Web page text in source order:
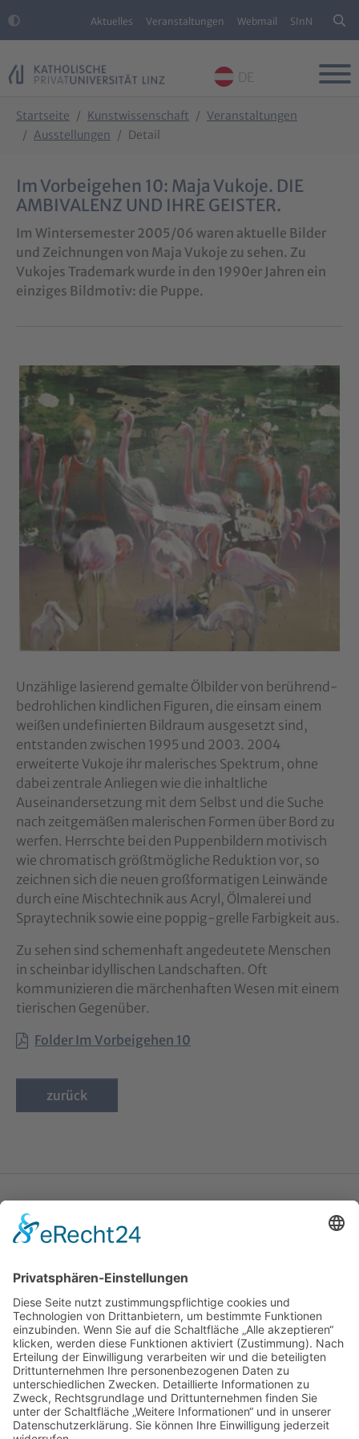
Aktuelles Veranstaltungen Webmail SInN
DE
Startseite Kunstwissenschaft
Veranstaltungen
Ausstellungen
Detail
Im Vorbeigehen 10: Maja Vukoje. DIE
AMBIVALENZ UND IHRE GEISTER.
Im Wintersemester 2005/06 waren aktuelle Bilder
und Zeichnungen von Maja Vukoje zu sehen. Zu
Vukojes Trademark wurde in den 1990er Jahren ein
einziges Bildmotiv: die Puppe.
Show larger version
Unzählige lasierend gemalte Ölbilder von berührend-
bedrohlichen kindlichen Figuren, die einsam einem
weißen undefinierten Bildraum ausgesetzt sind,
entstanden zwischen 1995 und 2003. 2004
erweiterte Vukoje ihr malerisches Spektrum, ohne
dabei zentrale Anliegen wie die inhaltliche
Auseinandersetzung mit dem Selbst und die Suche
nach zeitgemäßen malerischen Formen über Bord zu
werfen. Herrschte bei den Puppenbildern motivisch
wie chromatisch größtmögliche Reduktion vor, so
zeichnen sich die neuen großformatigen Leinwände
durch eine Mischtechnik aus Acryl, Ölmalerei und
Spraytechnik sowie eine poppig-grelle Farbigkeit aus.
Zu sehen sind schemenhaft angedeutete Menschen
in scheinbar idyllischen Landschaften. Oft
kommunizieren die märchenhaften Wesen mit einem
tierischen Gegenüber.
Folder Im Vorbeigehen 10
zurück
Katholische Privat-Universität Linz
Bethlehemstraße 20
T:+43 732 / 784293
E:office[at]ku-linz.at